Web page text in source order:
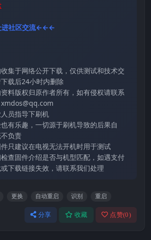
社区交流←←←
集于网络公开下载，仅供测试和技术交
载后24小时内删除
料版权归原作者所有，如有侵权请联系
员指导下刷机
有乐趣，一切源于刷机导致的后果自
负责
只建议在电视无法开机时用于测试
查固件介绍是否与机型匹配，如遇支付
下载链接失效，请联系我们处理
更换 自动重启 识别 重启
分享 收藏 点赞(0)